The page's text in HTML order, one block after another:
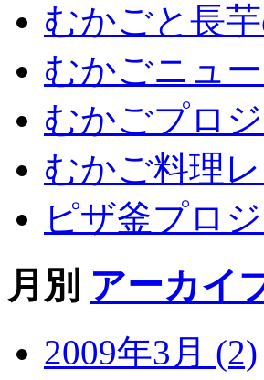
むかごと長
むかごニュ
むかごプロ
むかご料理
ピザ釜プロ
月別 アーカイ
2009年3月 (2)